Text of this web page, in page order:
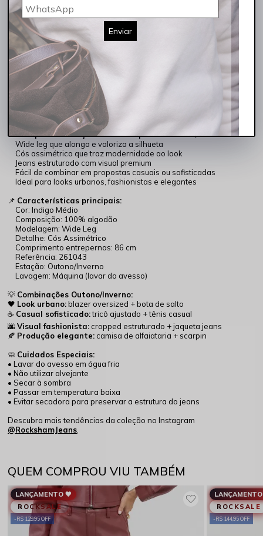
produções urbanas até propostas mais refinadas para encontros,
passeios, eventos ou ambientes de trabalho.
Além de moderna, essa é aquelacalça perfeita
para quem busca
autenticidade, conforto e presença em um único look. Uma peça
indispensável para elevar o guarda-roupa de Outono/Inverno com
muito
charme, personalidade e
✔ Modelagem wide leg moderna e sofisticada
✔ Cós assimétrico que valoriza o visual
✔ Jeans 100% algodão com estrutura premium
✔ Caimento elegante e confortável
✔ Tendência forte para a temporada Outono/Inverno
✨Por que esta calça é essencial para o Outono/Inverno?
Wide leg que alonga e valoriza a silhueta
Cós assimétrico que traz modernidade ao look
Jeans estruturado com visual premium
Fácil de combinar em propostas casuais ou sofisticadas
Ideal para looks urbanos, fashionistas e elegantes
📌 Características principais:
Cor: Indigo Médio
Composição: 100% algodão
Modelagem: Wide Leg
Detalhe: Cós Assimétrico
Comprimento entrepernas: 86 cm
Referência: 261043
Estação: Outono/Inverno
Lavagem: Máquina (lavar do avesso)
💡 Combinações Outono/Inverno:
🖤 Look urbano:blazer oversized + bota de salto
☕ Casual sofisticado:tricô ajustado + tênis casual
🌆Visual fashionista: cropped estruturado + jaqueta jeans
🍂 Produção elegante: camisa de alfaiataria + scarpin
🧼 Cuidados Especiais:
• Lavar do avesso em água fria
• Não utilizar alvejante
• Secar à sombra
• Passar em temperatura baixa
• Evitar secadora para preservar a estrutura do jeans
Descubra mais tendências da coleção no Instagram
@RockshamJeans
QUEM COMPROU VIU TAMBÉM
R$ 129,95 OFF
ROCKSALE
LANÇAMENTO 🖤
R$ 144,95 OFF
ROCKSALE
Enviar